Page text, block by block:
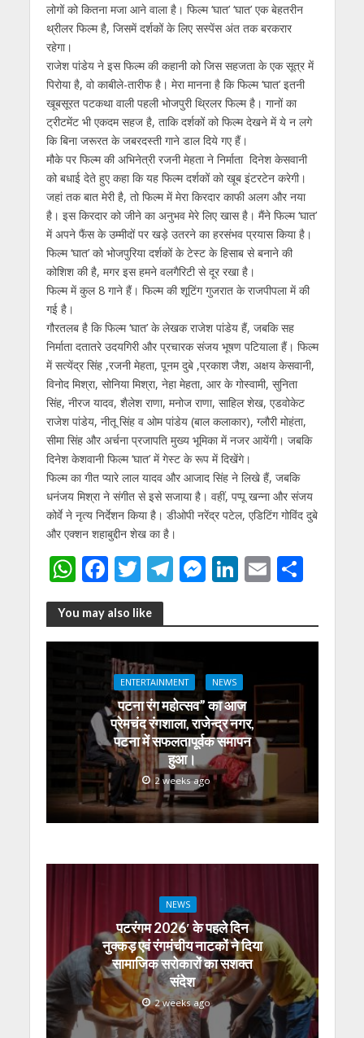
लोगों को कितना मजा आने वाला है। फिल्‍म ‘घात’ ‘घात’ एक बेहतरीन
थ्रीलर फिल्‍म है, जिसमें दर्शकों के लिए सस्‍पेंस अंत तक बरकरार
रहेगा।
राजेश पांडेय ने इस फिल्‍म की कहानी को जिस सहजता के एक सूत्र में
पिरोया है, वो काबीले-तारीफ है। मेरा मानना है कि फिल्‍म ‘घात’ इतनी
खूबसूरत पटकथा वाली पहली भोजपुरी थ्रिलर फिल्‍म है। गानों का
ट्रीटमेंट भी एकदम सहज है, ताकि दर्शकों को फिल्‍म देखने में ये न लगे
कि बिना जरूरत के जबरदस्‍ती गाने डाल दिये गए हैं।
मौके पर फिल्‍म की अभिनेत्री रजनी मेहता ने निर्माता दिनेश केसवानी
को बधाई देते हुए कहा कि यह फिल्‍म दर्शकों को खूब इंटरटेन करेगी।
जहां तक बात मेरी है, तो फिल्‍म में मेरा किरदार काफी अलग और नया
है। इस किरदार को जीने का अनुभव मेरे लिए खास है। मैंने फिल्‍म ‘घात’
में अपने फैंस के उम्‍मीदों पर खड़े उतरने का हरसंभव प्रयास किया है।
फिल्‍म ‘घात’ को भोजपुरिया दर्शकों के टेस्‍ट के हिसाब से बनाने की
कोशिश की है, मगर इस हमने वलगैरिटी से दूर रखा है।
फिल्‍म में कुल 8 गाने हैं। फिल्‍म की शूटिंग गुजरात के राजपीपला में की
गई है।
गौरतलब है कि फिल्‍म ‘घात’ के लेखक राजेश पांडेय हैं, जबकि सह
निर्माता दतातरे उदयगिरी और प्रचारक संजय भूषण पटियाला हैं। फिल्‍म
में सत्‍येंद्र सिंह ,रजनी मेहता, पूनम दुबे ,प्रकाश जैश, अक्षय केसवानी,
विनोद मिश्रा, सोनिया मिश्रा, नेहा मेहता, आर के गोस्‍वामी, सुनिता
सिंह, नीरज यादव, शैलेश राणा, मनोज राणा, साहिल शेख, एडवोकेट
राजेश पांडेय, नीतू सिंह व ओम पांडेय (बाल कलाकार), ग्‍लौरी मोहंता,
सीमा सिंह और अर्चना प्रजापति मुख्‍य भूमिका में नजर आयेंगी। जबकि
दिनेश केशवानी फिल्‍म ‘घात’ में गेस्‍ट के रूप में दिखेंगे।
फिल्‍म का गीत प्‍यारे लाल यादव और आजाद सिंह ने लिखे हैं, जबकि
धनंजय मिश्रा ने संगीत से इसे सजाया है। वहीं, पप्‍पू खन्‍ना और संजय
कोर्वे ने नृत्‍य निर्देशन किया है। डीओपी नरेंद्र पटेल, एडिटिंग गोविंद दुबे
और एक्‍शन शहाबुद्दीन शेख का है।
W
h
at
s
p
F
ac
e
b
o
o
k
T
w
itt
er
T
el
e
gr
a
m
M
e
ss
e
n
g
er
Li
n
k
e
dI
n
E
m
ai
l
S
ar
e
You may also like
ENTERTAINMENT NEWS
पटना रंग महोत्सव” का आज
प्रेमचंद रंगशाला, राजेन्द्र नगर,
पटना में सफलतापूर्वक समापन
हुआ।
2 weeks ago
NEWS
पटरंगम 2026′ के पहले दिन
नुक्कड़ एवं रंगमंचीय नाटकों ने दिया
सामाजिक सरोकारों का सशक्त
संदेश
2 weeks ago